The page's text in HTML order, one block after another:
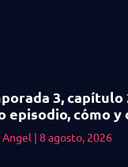
3, capítulo
episodio, cómo
Angel 8 agosto, 2026